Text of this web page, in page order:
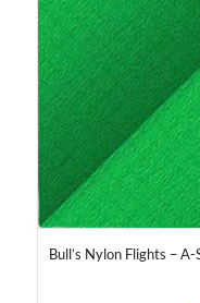
Bull’s Nylon Flights –